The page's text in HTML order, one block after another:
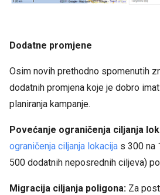
Dodatne promjene
Osim novih prethodno spomenutih
dodatnih promjena koje je dobro
planiranja kampanje.
Povećanje ograničenja ciljanja
ograničenja ciljanja lokacija s 300 na
500 dodatnih neposrednih ciljeva)
Migracija ciljanja poligona: Za